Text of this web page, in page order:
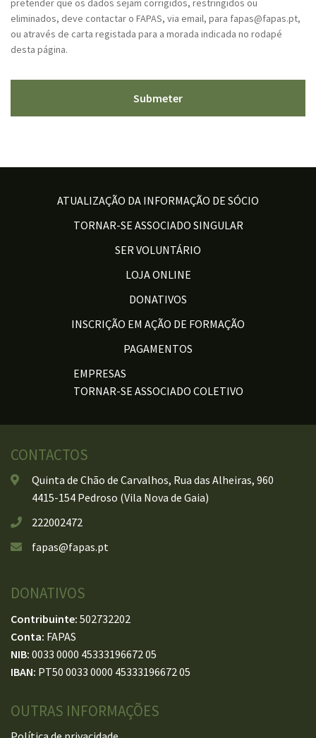
pretender que os dados sejam corrigidos, restringidos ou
eliminados, deve contactar o FAPAS, via email, para fapas@fapas.pt,
ou através de carta registada para a morada indicada no rodapé
desta página.
ATUALIZAÇÃO DA INFORMAÇÃO DE SÓCIO
TORNAR-SE ASSOCIADO SINGULAR
SER VOLUNTÁRIO
LOJA ONLINE
DONATIVOS
INSCRIÇÃO EM AÇÃO DE FORMAÇÃO
PAGAMENTOS
EMPRESAS
TORNAR-SE ASSOCIADO COLETIVO
CONTACTOS
Quinta de Chão de Carvalhos, Rua das Alheiras, 960
4415-154 Pedroso (Vila Nova de Gaia)
222002472
fapas@fapas.pt
DONATIVOS
Contribuinte: 502732202
Conta: FAPAS
NIB: 0033 0000 45333196672 05
IBAN: PT50 0033 0000 45333196672 05
OUTRAS INFORMAÇÕES